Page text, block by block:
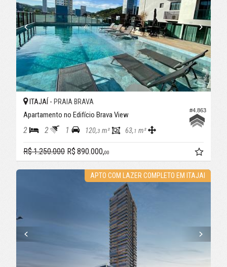
#4.863
ITAJAÍ - PRAIA BRAVA
Apartamento no Edifício Brava View
2 2 1 120,3 m² 63,1 m²
R$ 1.250.000 R$ 890.000,00
APTO COM LAZER COMPLETO EM ITAJAI